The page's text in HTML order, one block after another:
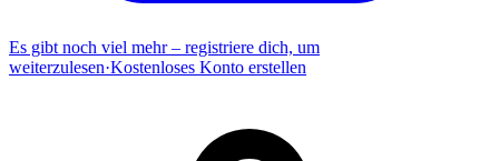
Es gibt noch viel mehr – registriere dich, um
weiterzulesen·Kostenloses Konto erstellen